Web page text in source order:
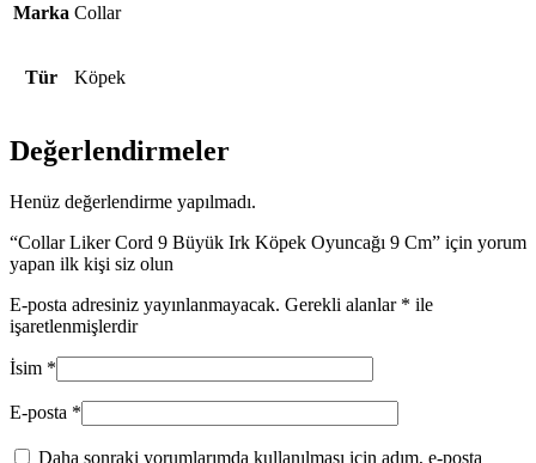
Marka Collar
Tür Köpek
Değerlendirmeler
Henüz değerlendirme yapılmadı.
“Collar Liker Cord 9 Büyük Irk Köpek Oyuncağı 9 Cm” için yorum
yapan ilk kişi siz olun
E-posta adresiniz yayınlanmayacak. Gerekli alanlar * ile
işaretlenmişlerdir
İsim *
E-posta *
Daha sonraki yorumlarımda kullanılması için adım, e-posta